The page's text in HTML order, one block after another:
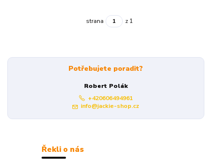
strana z 1
Potřebujete poradit?
Robert Polák
+420606494961
info@jackie-shop.cz
Řekli o nás